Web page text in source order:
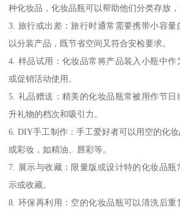
种化妆品，化妆品瓶可以帮助他们分类存放，
3. 旅行或出差：旅行时通常需要携带小容
以分装产品，既节省空间又符合安检要求。
4. 样品试用：化妆品常将产品装入小瓶中
或促销活动使用。
5. 礼品赠送：精美的化妆品瓶常被用作节日
升礼物的档次和吸引力。
6. DIY手工制作：手工爱好者可以用空的化
或彩妆，如精油、唇彩等。
7. 展示与收藏：限量版或设计特的化妆品
示或收藏。
8. 环保再利用：空的化妆品瓶可以清洗后